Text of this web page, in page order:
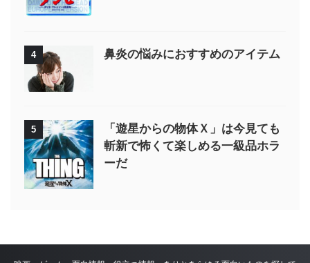
4 鼻炎の悩みにおすすめのアイテム
5
「遊星からの物体Ｘ」は今見ても
斬新で怖くて楽しめる一級品ホラ
ーだ